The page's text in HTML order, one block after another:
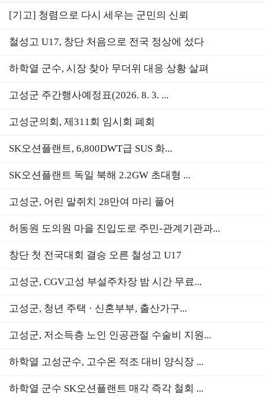
[기고] 청렴으로 다시 세우는 군민의 신뢰
철성고 U17, 창단 처음으로 전국 정상에 섰다
하학열 군수, 시장 찾아 무더위 대응 상황 살펴
고성군 주간행사예정표(2026. 8. 3. ...
고성군의회, 제311회 임시회 폐회
SK오션플랜트, 6,800DWT급 SUS 화...
SK오션플랜트 독일 북해 2.2GW 초대형 ...
고성군, 어린 말쥐치 28만여 마리 풀어
허동원 도의원 마을 진입도로 주민-관계기관과...
창단 첫 전국대회 결승 오른 철성고 U17
고성군, CGV고성 부설주차장 밤 시간 무료...
고성군, 청년 주택 · 신혼부부, 출산가구...
고성군, 저소득층 노인 인공관절 수술비 지원...
하학열 고성군수, 고수온 적조 대비 양식장 ...
하학열 군수 SK오션플랜트 매각 즉각 철회 ...